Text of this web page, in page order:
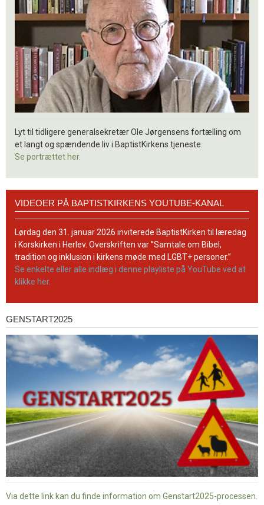
Lyt til tidligere generalsekretær Ole Jørgensens fortælling om
et langt og spændende liv i BaptistKirkens tjeneste.
Se portrættet her.
BaptistKirkens
YouTube-
kanal
VIDEOER PÅ BAPTISTKIRKENS YOUTUBE-KANAL
Lørdag den 31. januar 2026 inviterede BaptistKirken til læredag
i Korskirken i Herlev. Overskriften var ”Samtale om Bibel,
tradition og inklusion i kirkens møde med LGBT+ personer.”
Se enkelte eller alle indlæg i denne playliste på YouTube ved at
klikke her.
Genstart2025
GENSTART2025
Via dette link kan du finde information om Genstart2025-processen.